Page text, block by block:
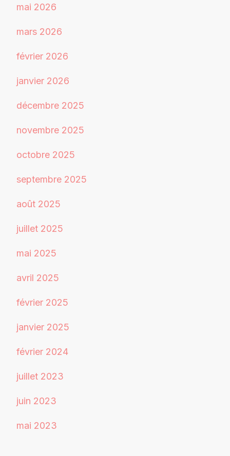
mai 2026
mars 2026
février 2026
janvier 2026
décembre 2025
novembre 2025
octobre 2025
septembre 2025
août 2025
juillet 2025
mai 2025
avril 2025
février 2025
janvier 2025
février 2024
juillet 2023
juin 2023
mai 2023